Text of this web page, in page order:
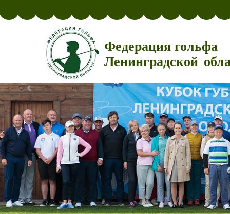
Федерация гольфа
Ленинградской